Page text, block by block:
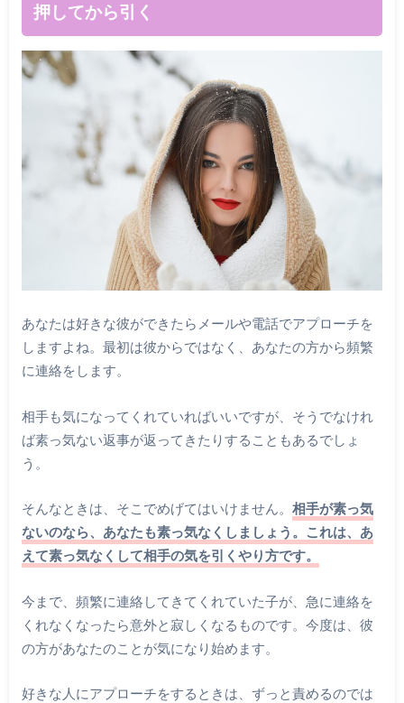
押してから引く
あなたは好きな彼ができたらメールや電話でアプローチを
しますよね。最初は彼からではなく、あなたの方から頻繁
に連絡をします。
相手も気になってくれていればいいですが、そうでなけれ
ば素っ気ない返事が返ってきたりすることもあるでしょ
う。
そんなときは、そこでめげてはいけません。 相手が素っ気
ないのなら、あなたも素っ気なくしましょう。これは、あ
えて素っ気なくして相手の気を引くやり方です。
今まで、頻繁に連絡してきてくれていた子が、急に連絡を
くれなくなったら意外と寂しくなるものです。今度は、彼
の方があなたのことが気になり始めます。
好きな人にアプローチをするときは、ずっと責めるのでは